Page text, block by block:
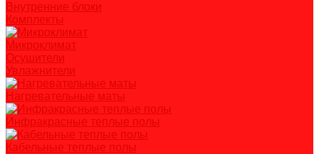
Внутренние блоки
Комплекты
Микроклимат
Осушители
Увлажнители
Нагревательные маты
Инфракрасные теплые полы
Кабельные теплые полы